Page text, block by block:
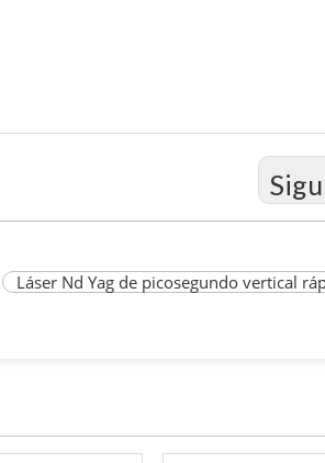
Láser Nd Yag de picosegundo vertical